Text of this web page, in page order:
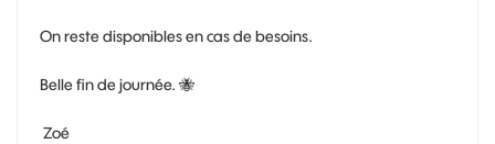
On reste disponibles en cas de besoins.
Belle fin de journée. 🐝
Zoé